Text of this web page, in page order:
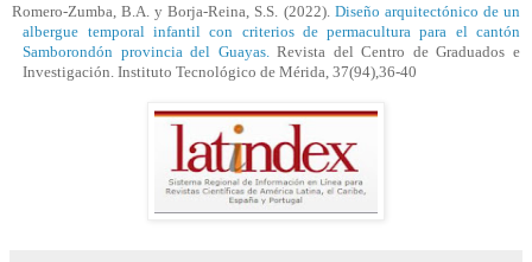
Romero-Zumba, B.A. y Borja-Reina, S.S. (2022). Diseño arquitectónico de un
albergue temporal infantil con criterios de permacultura para el cantón
Samborondón provincia del Guayas. Revista del Centro de Graduados e
Investigación. Instituto Tecnológico de Mérida, 37(94),36-40